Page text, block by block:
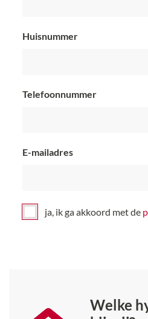
Huisnummer
Telefoonnummer
E-mailadres
ja, ik ga akkoord met de
Welke